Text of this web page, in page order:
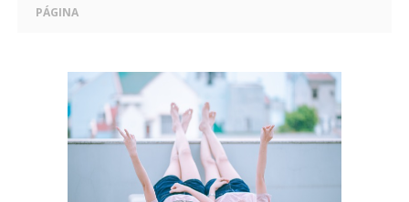
PÁGINA